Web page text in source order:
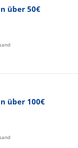
über 50€
über 100€